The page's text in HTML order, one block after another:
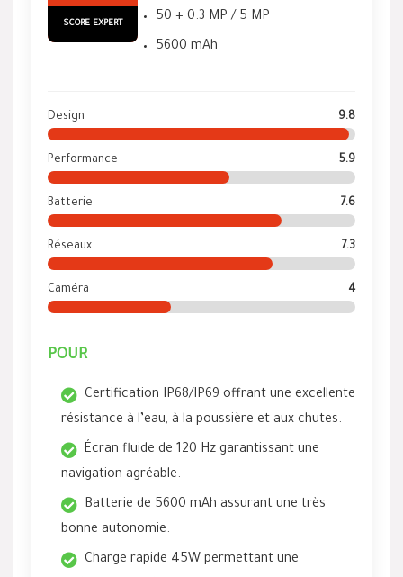
SCORE EXPERT 50 + 0.3 MP / 5 MP
5600 mAh
Design 9.8
Performance 5.9
Batterie 7.6
Réseaux 7.3
Caméra 4
POUR
Certification IP68/IP69 offrant une excellente
résistance à l’eau, à la poussière et aux chutes.
Écran fluide de 120 Hz garantissant une
navigation agréable.
Batterie de 5600 mAh assurant une très
bonne autonomie.
Charge rapide 45W permettant une